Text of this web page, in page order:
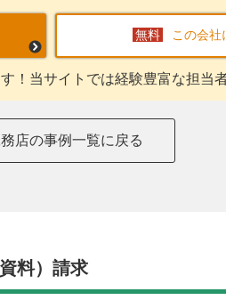
この会社
！当サイトでは経験豊富な担当
店の事例一覧に戻る
料）請求